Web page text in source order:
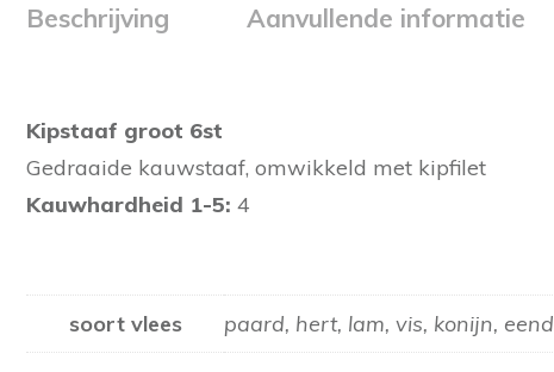
Beschrijving Aanvullende informatie
Kipstaaf groot 6st
Gedraaide kauwstaaf, omwikkeld met kipfilet
Kauwhardheid 1-5: 4
soort vlees paard, hert, lam, vis, konijn, eend